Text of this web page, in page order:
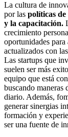
La cultura de
por las políticas
y la capacitación.
crecimiento
oportunidades para
actualizados con
Las startups que
suelen ser más
equipo que está
buscando maneras
diario. Además,
generar sinergias
formación y
ser una fuente de